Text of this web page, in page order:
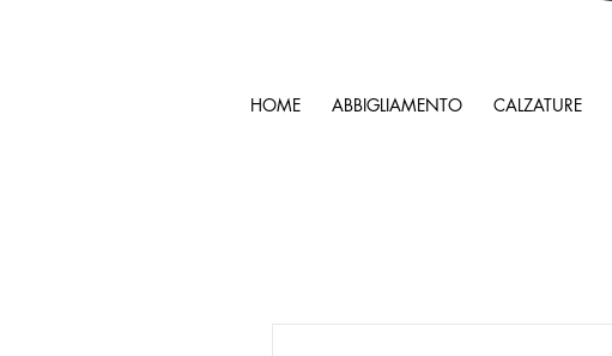
HOME ABBIGLIAMENTO CALZATURE